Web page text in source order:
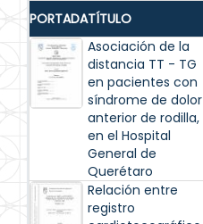
PORTADATÍTULO
Asociación de la
distancia TT - TG
en pacientes con
síndrome de dolor
anterior de rodilla,
en el Hospital
General de
Querétaro
Relación entre
registro